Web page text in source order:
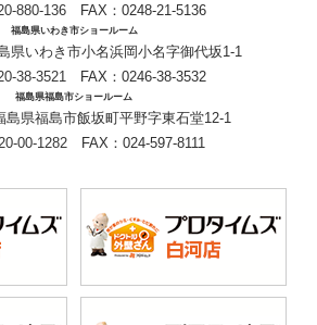
880-136 FAX：0248-21-5136
福島県いわき市ショールーム
県いわき市小名浜岡小名字御代坂1-1
38-3521 FAX：0246-38-3532
福島県福島市ショールーム
島県福島市飯坂町平野字東石堂12-1
00-1282 FAX：024-597-8111